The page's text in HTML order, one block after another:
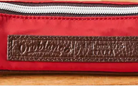
ビアンコのペンケ